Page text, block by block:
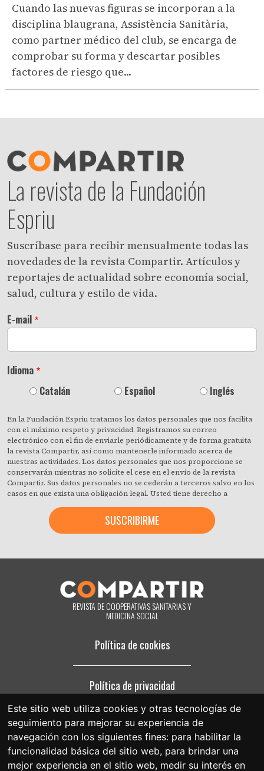
Este sitio web utiliza cookies y otras tecnologías de
seguimiento para mejorar su experiencia de
navegación con los siguientes fines: para habilitar la
funcionalidad básica del sitio web, para brindar una
mejor experiencia en el sitio web, medir su interés en
Cuando las nuevas figuras se incorporan a la
disciplina blaugrana, Assistència Sanitària,
como partner médico del club, se encarga de
comprobar su forma y descartar posibles
factores de riesgo que...
La revista de la Fundación
Espriu
Suscríbase para recibir mensualmente todas las
novedades de la revista Compartir. Artículos y
reportajes de actualidad sobre economía social,
salud, cultura y estilo de vida.
E-mail
Idioma
Catalán
Español Inglés
En la Fundación Espriu tratamos los datos personales que nos facilita
con el máximo respeto y privacidad. Registramos su correo
electrónico con el fin de enviarle periódicamente y de forma gratuita
la revista Compartir, así como mantenerle informado acerca de
nuestras actividades. Los datos personales que nos proporcione se
conservarán mientras no solicite el cese en el envío de la revista
Compartir. Sus datos personales no se cederán a terceros salvo en los
casos en que exista una obligación legal. Usted tiene derecho a
tratando sus datos personales y a revocar cuando lo desee, con efecto
inmediato, su consentimiento para ello. También puede acceder a sus
datos personales, rectificar los que sean inexactos o solicitar su
fueron recogidos. Al hacer clic acepta expresamente que podamos
cambiar de opinión en cualquier momento haciendo clic en el enlace
«darme de baja» que hay en el pie de página de cualquier correo
electrónico que reciba de nuestra parte, o poniéndose en contacto
con nosotros en el correo electrónico compartir@fespriu.org.
REVISTA DE COOPERATIVAS SANITARIAS Y
MEDICINA SOCIAL
Política de cookies
Política de privacidad
Aviso legal